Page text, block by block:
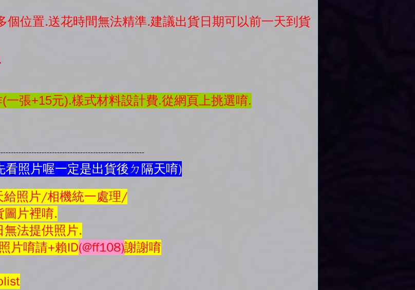
個位置.送花時間無法精準.建議出貨日期可以前一天到貨
張+15元).樣式材料設計費.從網頁上挑選唷.
照片喔一定是出貨後ㄉ隔天唷)
給照片/相機統一處理/
圖片裡唷.
法提供照片.
片唷請+賴ID(@ff108)謝謝唷